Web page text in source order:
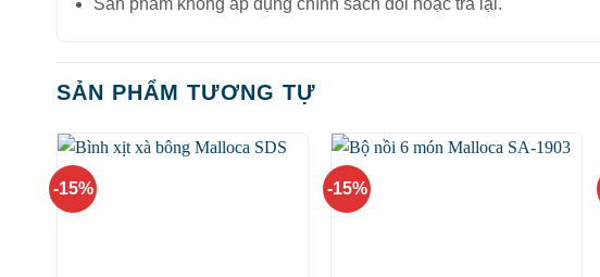
Sản phẩm không áp dụng chính sách đổi hoặc trả lại.
SẢN PHẨM TƯƠNG TỰ
-15% -15%